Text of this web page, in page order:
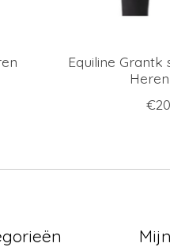
Equiline Grantk